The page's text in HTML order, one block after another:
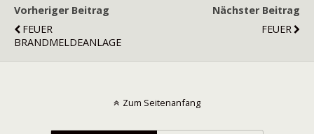
Vorheriger Beitrag
FEUER
BRANDMELDEANLAGE
Nächster Beitrag
FEUER
Zum Seitenanfang